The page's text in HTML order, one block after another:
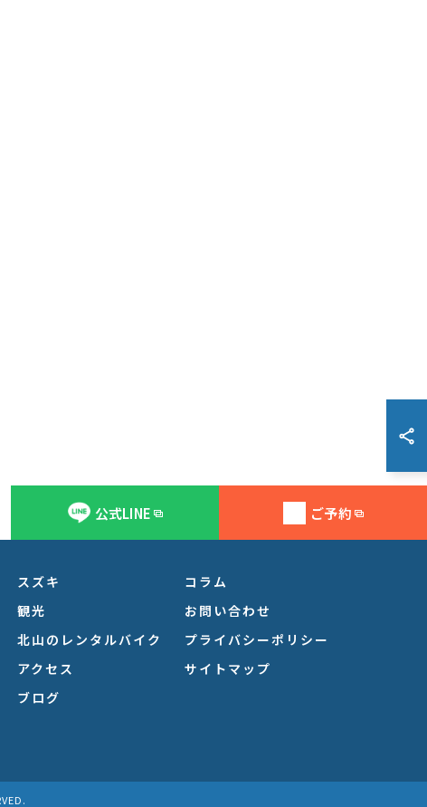
公式LINE ご予約
スズキ
観光
北山のレンタルバイク
アクセス
ブログ
コラム
お問い合わせ
プライバシーポリシー
サイトマップ